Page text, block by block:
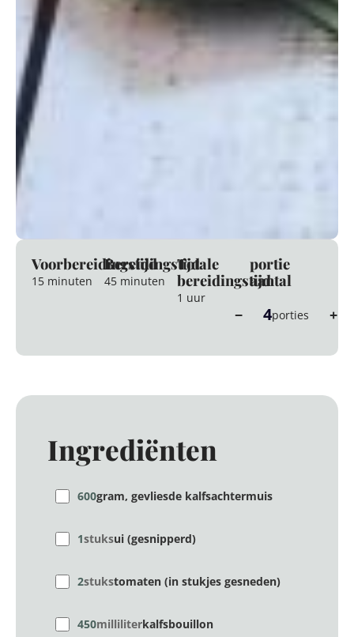
Voorbereidingstijd
15 minuten
Bereidingstijd
45 minuten
Totale
bereidingstijd
1 uur
portie
aantal
− 4porties +
Ingrediënten
600gram, gevliesde kalfsachtermuis
1stuksui (gesnipperd)
2stukstomaten (in stukjes gesneden)
450milliliterkalfsbouillon